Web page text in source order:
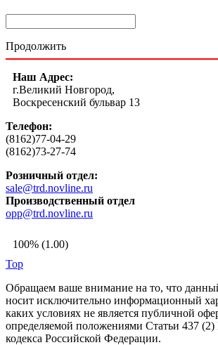
Продолжить
Наш Адрес:
г.Великий Новгород,
Воскресенский бульвар 13
Телефон:
(8162)77-04-29
(8162)73-27-74
Розничный отдел:
sale@trd.novline.ru
Производственный отдел
opp@trd.novline.ru
100% (1.00)
Top
Обращаем ваше внимание на то, что
носит исключительно информационный
каких условиях не является публичной
определяемой положениями Статьи 437 (2)
кодекса Российской Федерации.